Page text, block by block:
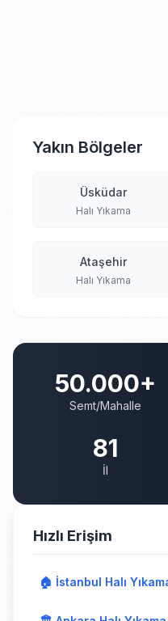
Yakın Bölgeler
Üsküdar
Halı Yıkama
Ataşehir
Halı Yıkama
50.000+
Semt/Mahalle
81
İl
Hızlı Erişim
🏠 İstanbul Halı